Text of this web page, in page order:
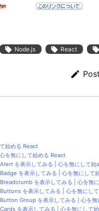
 Node.js  React 

始める React
を無にして始める React
を表示してみる | 心を無にして始
を表示してみる | 心を無にして
を表示してみる | 心を無
を表示してみる | 心を無にし
Group を表示してみる | 心を無
を表示してみる | 心を無にして